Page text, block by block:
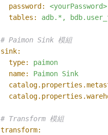
password:
<yourPassword>
tables:
adb.*,
# Paimon Sink 模組
sink:
type:
paimon
name:
Paimon Sink
# Transform 模組
transform: